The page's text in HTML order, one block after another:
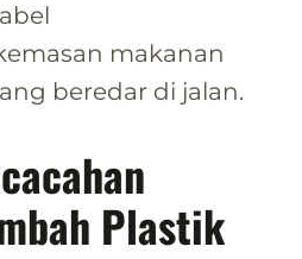
makanan
beredar di jalan.
Plastik